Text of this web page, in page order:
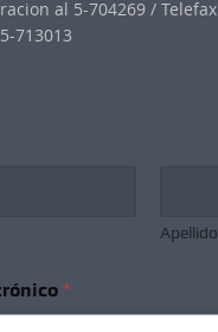
al 5-704269 /
713013
*